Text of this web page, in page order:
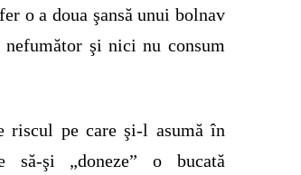
o a doua şansă unui bolnav
şi nici nu consum
riscul pe care şi-l asumă în
să-şi „doneze” o bucată